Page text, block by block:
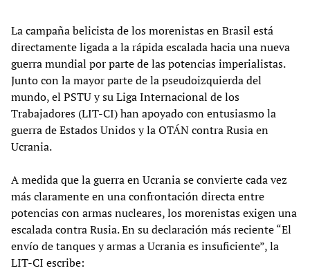
La campaña belicista de los morenistas en Brasil está
directamente ligada a la rápida escalada hacia una nueva
guerra mundial por parte de las potencias imperialistas.
Junto con la mayor parte de la pseudoizquierda del
mundo, el PSTU y su Liga Internacional de los
Trabajadores (LIT-CI) han apoyado con entusiasmo la
guerra de Estados Unidos y la OTÁN contra Rusia en
Ucrania.
A medida que la guerra en Ucrania se convierte cada vez
más claramente en una confrontación directa entre
potencias con armas nucleares, los morenistas exigen una
escalada contra Rusia. En su declaración más reciente “El
envío de tanques y armas a Ucrania es insuficiente”, la
LIT-CI escribe: